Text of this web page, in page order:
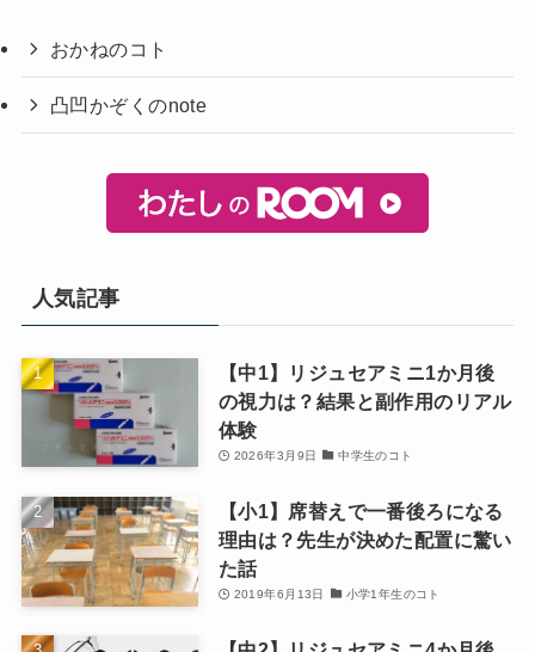
おかねのコト
凸凹かぞくのnote
人気記事
【中1】リジュセアミニ1か月後
の視力は？結果と副作用のリアル
体験
2026年3月9日 中学生のコト
【小1】席替えで一番後ろになる
理由は？先生が決めた配置に驚い
た話
2019年6月13日 小学1年生のコト